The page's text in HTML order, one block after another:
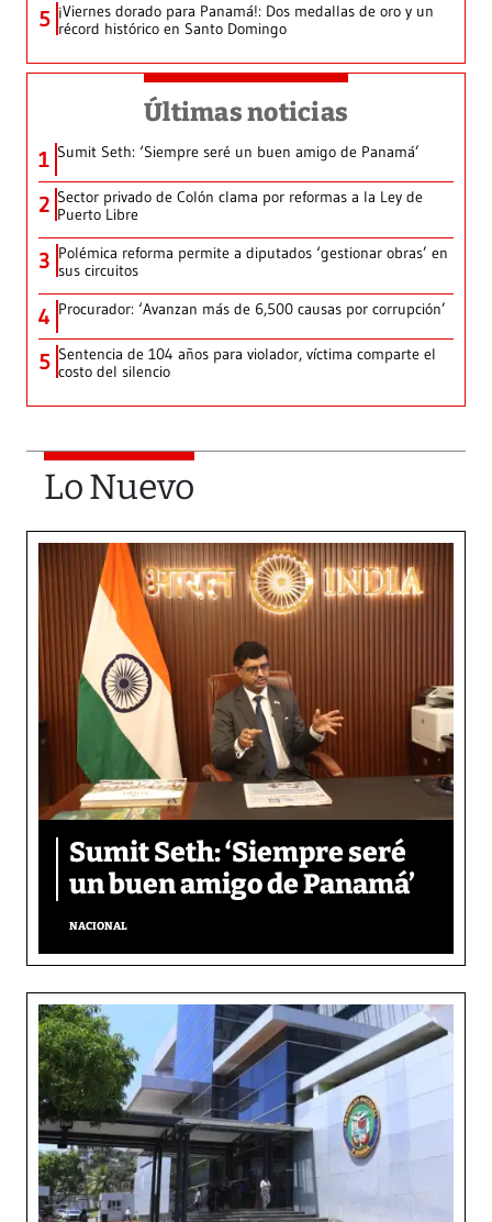
5 ¡Viernes dorado para Panamá!: Dos medallas de oro y un
récord histórico en Santo Domingo
Últimas noticias
1 Sumit Seth: ‘Siempre seré un buen amigo de Panamá’
2 Sector privado de Colón clama por reformas a la Ley de
Puerto Libre
3 Polémica reforma permite a diputados ‘gestionar obras’ en
sus circuitos
4 Procurador: ‘Avanzan más de 6,500 causas por corrupción’
5 Sentencia de 104 años para violador, víctima comparte el
costo del silencio
Lo Nuevo
Sumit Seth: ‘Siempre seré
un buen amigo de Panamá’
NACIONAL